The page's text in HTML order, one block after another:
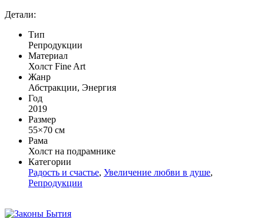
Детали:
Тип
Репродукции
Материал
Холст Fine Art
Жанр
Абстракции, Энергия
Год
2019
Размер
55×70 см
Рама
Холст на подрамнике
Категории
Радость и счастье, Увеличение любви в душе,
Репродукции